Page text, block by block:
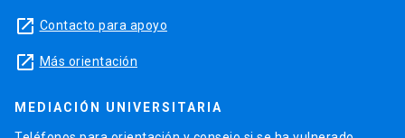
launch Contacto para apoyo
launch Más orientación
MEDIACIÓN UNIVERSITARIA